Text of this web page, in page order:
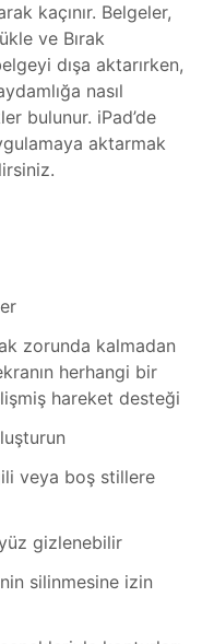
kaçınır. Belgeler,
ve Bırak
dışa aktarırken,
nasıl
bulunur. iPad’de
aktarmak
zorunda kalmadan
herhangi bir
hareket desteği
veya boş stillere
gizlenebilir
silinmesine izin